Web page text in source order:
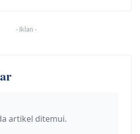
- Iklan -
artikel ditemui.